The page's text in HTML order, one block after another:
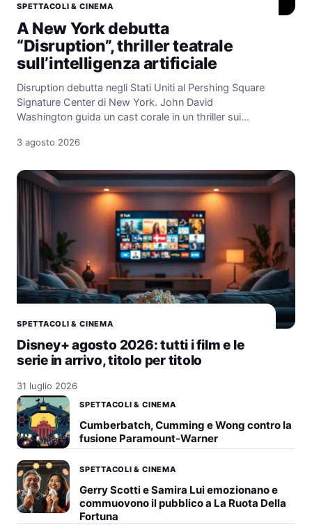
SPETTACOLI & CINEMA
A New York debutta
“Disruption”, thriller teatrale
sull’intelligenza artificiale
Disruption debutta negli Stati Uniti al Pershing Square
Signature Center di New York. John David
Washington guida un cast corale in un thriller sui…
3 agosto 2026
SPETTACOLI & CINEMA
Disney+ agosto 2026: tutti i film e le
serie in arrivo, titolo per titolo
31 luglio 2026
SPETTACOLI & CINEMA
Cumberbatch, Cumming e Wong contro la
fusione Paramount-Warner
SPETTACOLI & CINEMA
Gerry Scotti e Samira Lui emozionano e
commuovono il pubblico a La Ruota Della
Fortuna